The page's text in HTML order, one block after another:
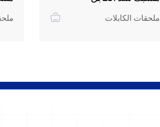
ملحقات الكابلات